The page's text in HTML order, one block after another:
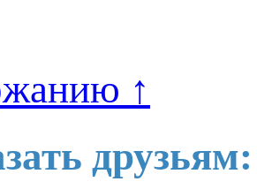
↑
друзьям: